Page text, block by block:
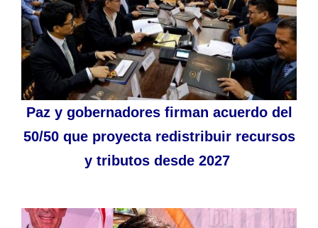
Paz y gobernadores firman acuerdo del
50/50 que proyecta redistribuir recursos
y tributos desde 2027